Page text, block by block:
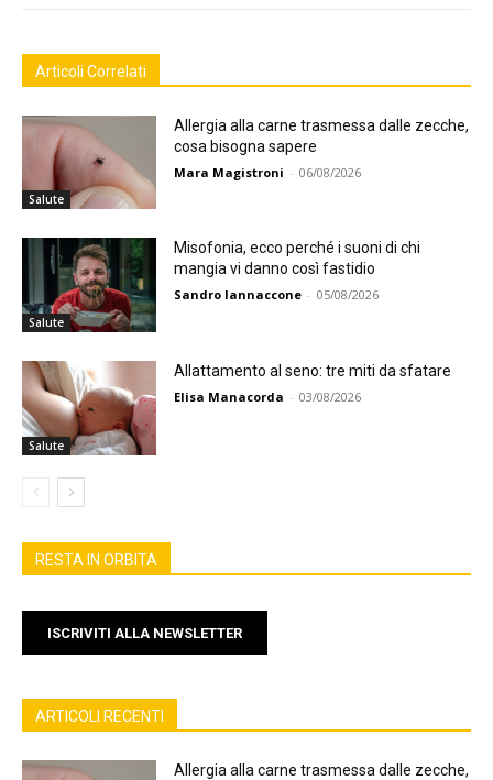
Articoli Correlati
Salute
Allergia alla carne trasmessa dalle zecche,
cosa bisogna sapere
Mara Magistroni - 06/08/2026
Salute
Misofonia, ecco perché i suoni di chi
mangia vi danno così fastidio
Sandro Iannaccone - 05/08/2026
Salute
Allattamento al seno: tre miti da sfatare
Elisa Manacorda - 03/08/2026
RESTA IN ORBITA
ISCRIVITI ALLA NEWSLETTER
ARTICOLI RECENTI
Allergia alla carne trasmessa dalle zecche,